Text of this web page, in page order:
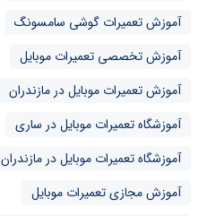
آموزش تعمیرات گوشی سامسونگ
آموزش تخصصی تعمیرات موبایل
آموزش تعمیرات موبایل در مازندران
آموزشگاه تعمیرات موبایل در ساری
آموزشگاه تعمیرات موبایل در مازندران
آموزش مجازی تعمیرات موبایل